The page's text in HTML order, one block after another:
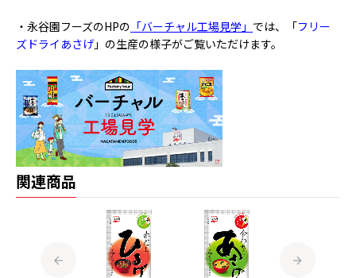
・永谷園フーズのHPの 「バーチャル工場見学」 では、「フリー
ズドライあさげ」の生産の様子がご覧いただけます。
関連商品